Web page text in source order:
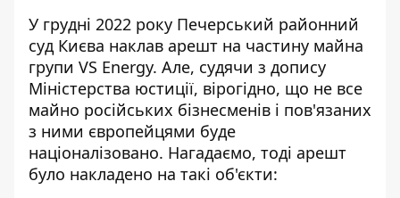
У грудні 2022 року Печерський районний
суд Києва наклав арешт на частину майна
групи VS Energy. Але, судячи з допису
Міністерства юстиції, вірогідно, що не все
майно російських бізнесменів і пов'язаних
з ними європейцями буде
націоналізовано. Нагадаємо, тоді арешт
було накладено на такі об'єкти: